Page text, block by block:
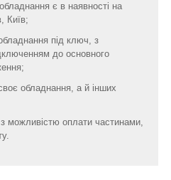
є в наявності на
Київ;
під ключ, з
до основного
обладнання, а й інших
можливістю оплати частинами,